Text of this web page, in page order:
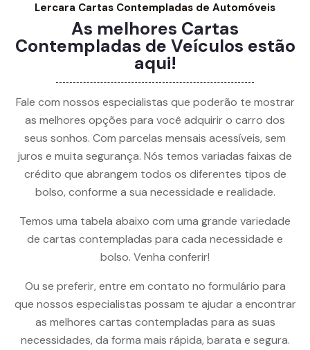
Lercara Cartas Contempladas de Automóveis
As melhores Cartas
Contempladas de Veículos estão
aqui!
Fale com nossos especialistas que poderão te mostrar
as melhores opções para você adquirir o carro dos
seus sonhos. Com parcelas mensais acessíveis, sem
juros e muita segurança. Nós temos variadas faixas de
crédito que abrangem todos os diferentes tipos de
bolso, conforme a sua necessidade e realidade.
Temos uma tabela abaixo com uma grande variedade
de cartas contempladas para cada necessidade e
bolso. Venha conferir!
Ou se preferir, entre em contato no formulário para
que nossos especialistas possam te ajudar a encontrar
as melhores cartas contempladas para as suas
necessidades, da forma mais rápida, barata e segura.